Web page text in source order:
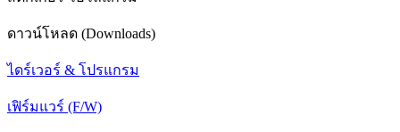
ดาวน์โหลด (Downloads)
ไดร์เวอร์ & โปรแกรม
เฟิร์มแวร์ (F/W)